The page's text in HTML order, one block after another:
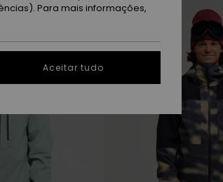
Para mais informações,
Aceitar tudo